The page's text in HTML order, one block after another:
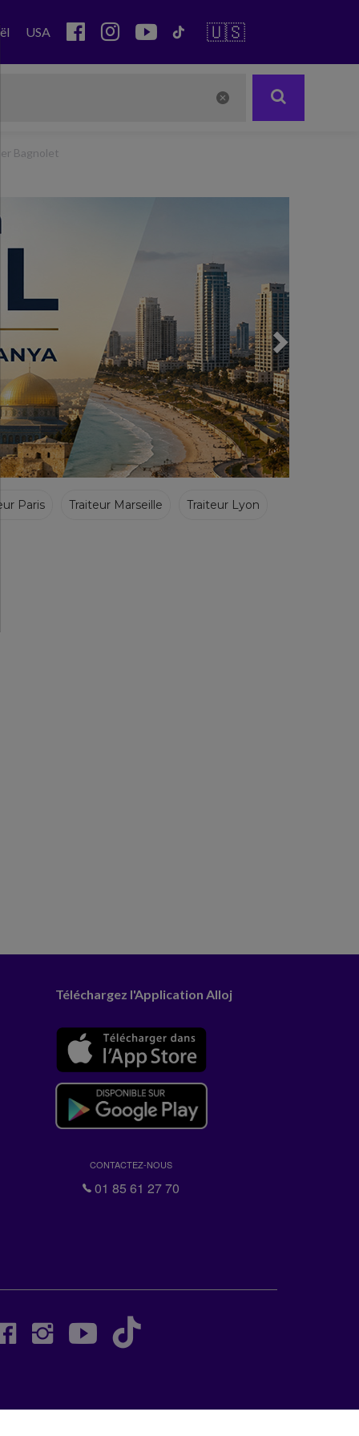
USA 🇺🇸
Bagnolet
Paris Traiteur Marseille Traiteur Lyon
Téléchargez l'Application Alloj
CONTACTEZ-NOUS
01 85 61 27 70